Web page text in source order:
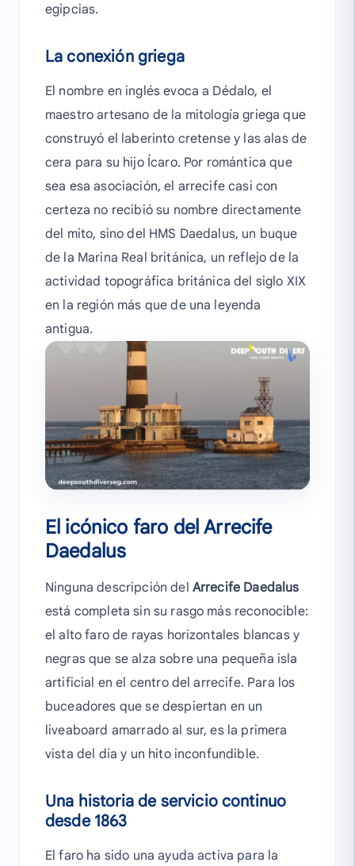
egipcias.
La conexión griega
El nombre en inglés evoca a Dédalo, el
maestro artesano de la mitología griega que
construyó el laberinto cretense y las alas de
cera para su hijo Ícaro. Por romántica que
sea esa asociación, el arrecife casi con
certeza no recibió su nombre directamente
del mito, sino del HMS Daedalus, un buque
de la Marina Real británica, un reflejo de la
actividad topográfica británica del siglo XIX
en la región más que de una leyenda
antigua.
El icónico faro del Arrecife
Daedalus
Ninguna descripción del Arrecife Daedalus
está completa sin su rasgo más reconocible:
el alto faro de rayas horizontales blancas y
negras que se alza sobre una pequeña isla
artificial en el centro del arrecife. Para los
buceadores que se despiertan en un
liveaboard amarrado al sur, es la primera
vista del día y un hito inconfundible.
Una historia de servicio continuo
desde 1863
El faro ha sido una ayuda activa para la